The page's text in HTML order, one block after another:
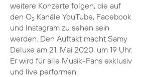
weitere Konzerte folgen, die auf
den O2Kanäle YouTube, Facebook
und Instagram zu sehen sein
werden. Den Auftakt macht Samy
Deluxe am 21. Mai 2020, um 19 Uhr.
Er wird für alle Musik-Fans exklusiv
und live performen.